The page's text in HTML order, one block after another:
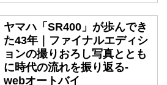
ヤマハ「SR400」が歩んでき
た43年｜ファイナルエディシ
ョンの撮りおろし写真ととも
に時代の流れを振り返る-
webオートバイ